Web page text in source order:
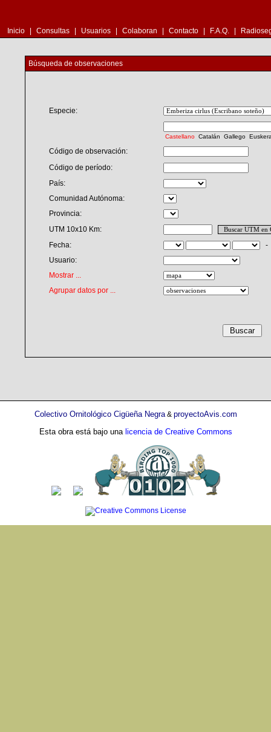
Inicio Consultas Usuarios Colaboran Contacto F.A.Q.
Búsqueda de observaciones
Especie:
Castellano Catalán Gallego
Código de observación:
Código de período:
País:
Comunidad Autónoma:
Provincia:
UTM 10x10 Km:
Fecha:
Usuario:
Mostrar ...
Agrupar datos por ...
Colectivo Ornitológico Cigüeña Negra& proyectoAvis.com
Esta obra está bajo una licencia de Creative Commons